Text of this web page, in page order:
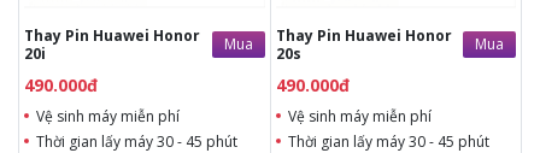
Thay Pin Huawei Honor
20i
Mua
490.000đ
Vệ sinh máy miễn phí
Thời gian lấy máy 30 - 45 phút
Thay Pin Huawei Honor
20s
Mua
490.000đ
Vệ sinh máy miễn phí
Thời gian lấy máy 30 - 45 phút